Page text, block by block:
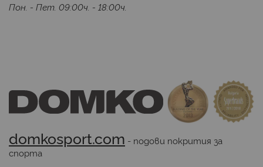
Пон. - Пет. 09:00ч. - 18:00ч.
domkosport.com - подови покрития за
спорта